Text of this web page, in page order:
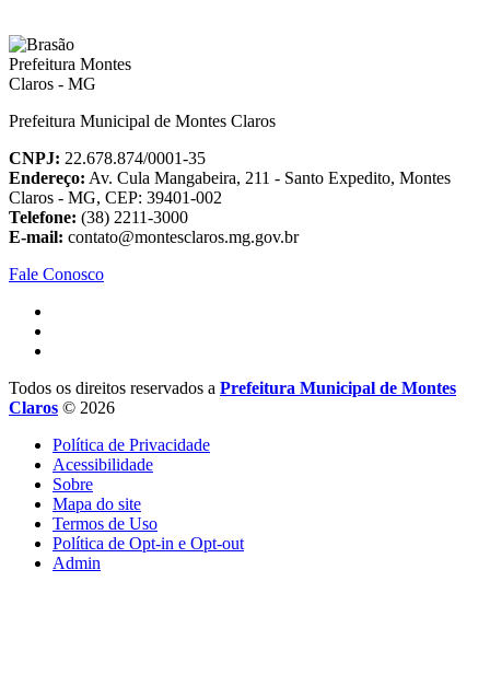
Prefeitura Municipal de Montes Claros
CNPJ: 22.678.874/0001-35
Endereço: Av. Cula Mangabeira, 211 - Santo Expedito, Montes
Claros - MG, CEP: 39401-002
Telefone: (38) 2211-3000
E-mail: contato@montesclaros.mg.gov.br
Fale Conosco
Todos os direitos reservados a Prefeitura Municipal de Montes
Claros © 2026
Política de Privacidade
Acessibilidade
Sobre
Mapa do site
Termos de Uso
Política de Opt-in e Opt-out
Admin